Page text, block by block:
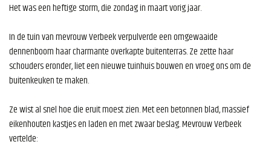
Het was een heftige storm, die zondag in maart vorig jaar.
In de tuin van mevrouw Verbeek verpulverde een omgewaaide
dennenboom haar charmante overkapte buitenterras. Ze zette haar
schouders eronder, liet een nieuwe tuinhuis bouwen en vroeg ons om de
buitenkeuken te maken.
Ze wist al snel hoe die eruit moest zien. Met een betonnen blad, massief
eikenhouten kastjes en laden en met zwaar beslag. Mevrouw Verbeek
vertelde: